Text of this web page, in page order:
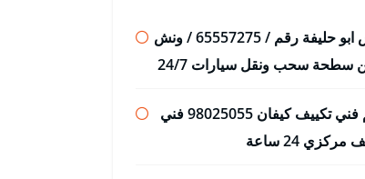
ونش ابو حليفة رقم / 65557275 / ونش
سطحة سحب ونقل سيارات 24/7
رقم فني تكييف كيفان 98025055 فني
مركزي 24 ساعة